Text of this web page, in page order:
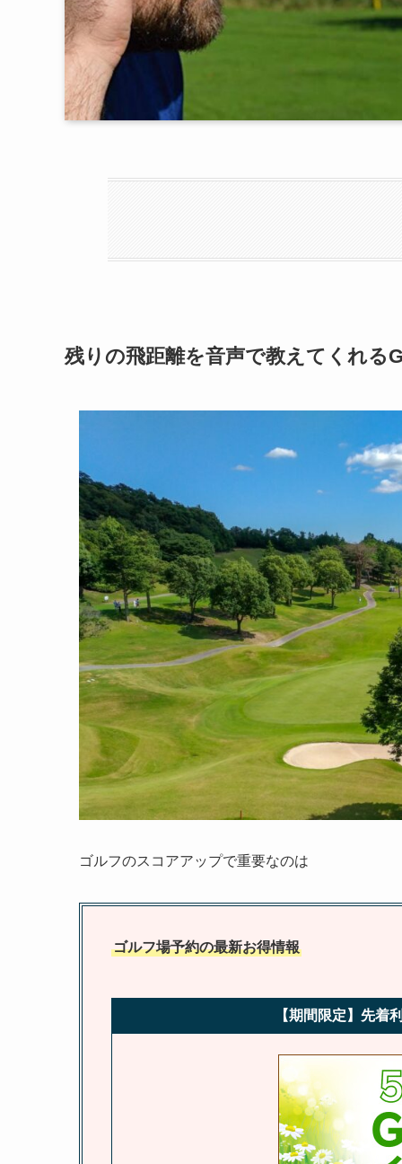
残りの飛距離を音声で教えてくれる
ゴルフのスコアアップで重要なのは
ゴルフ場予約の最新お得情報
【期間限定】先着